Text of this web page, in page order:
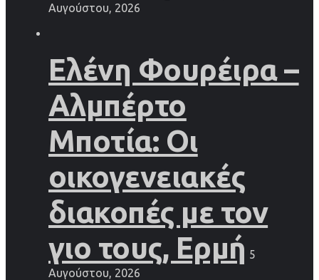
Αυγούστου, 2026
Ελένη Φουρέιρα –
Αλμπέρτο
Μποτία: Οι
οικογενειακές
διακοπές με τον
γιο τους, Ερμή 5
Αυγούστου, 2026